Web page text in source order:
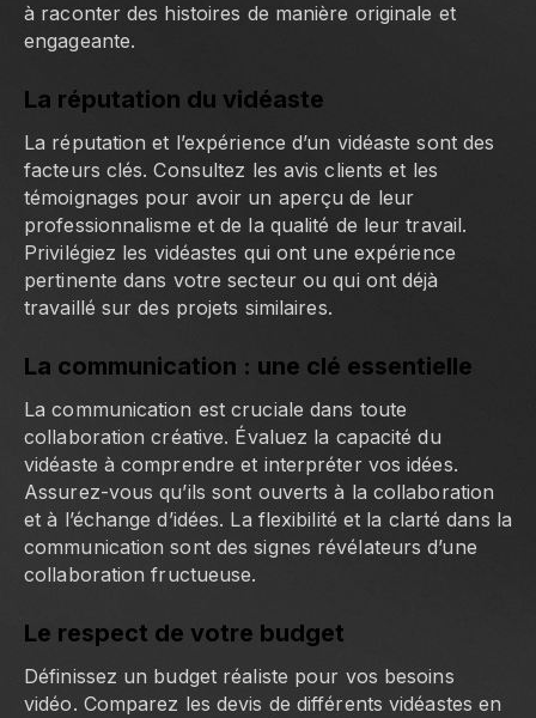
à raconter des histoires de manière originale et
engageante.
La réputation du vidéaste
La réputation et l’expérience d’un vidéaste sont des
facteurs clés. Consultez les avis clients et les
témoignages pour avoir un aperçu de leur
professionnalisme et de la qualité de leur travail.
Privilégiez les vidéastes qui ont une expérience
pertinente dans votre secteur ou qui ont déjà
travaillé sur des projets similaires.
La communication : une clé essentielle
La communication est cruciale dans toute
collaboration créative. Évaluez la capacité du
vidéaste à comprendre et interpréter vos idées.
Assurez-vous qu’ils sont ouverts à la collaboration
et à l’échange d’idées. La flexibilité et la clarté dans la
communication sont des signes révélateurs d’une
collaboration fructueuse.
Le respect de votre budget
Définissez un budget réaliste pour vos besoins
vidéo. Comparez les devis de différents vidéastes en